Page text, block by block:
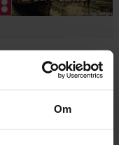
Om
Tørt land
Jørn Lier Horst
LYDBOK